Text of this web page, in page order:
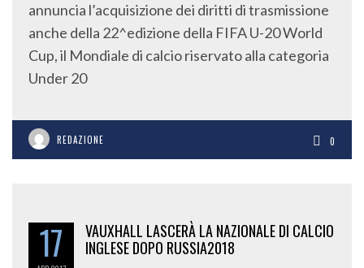
annuncia l’acquisizione dei diritti di trasmissione
anche della 22^edizione della FIFA U-20 World
Cup, il Mondiale di calcio riservato alla categoria
Under 20
REDAZIONE 0
17
VAUXHALL LASCERÀ LA NAZIONALE DI CALCIO
INGLESE DOPO RUSSIA2018